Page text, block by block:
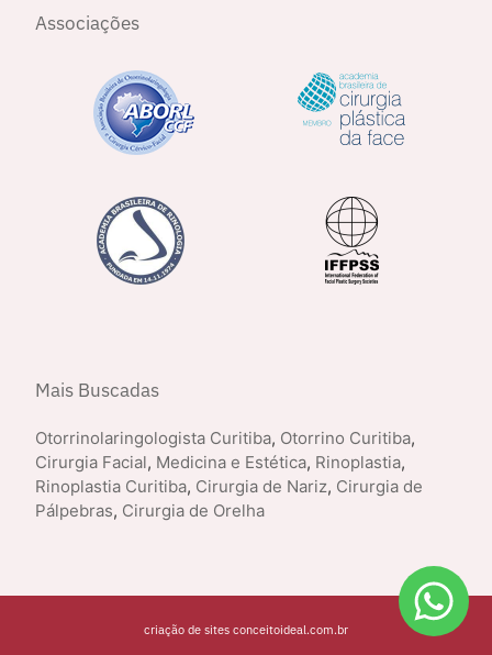
Associações
Mais Buscadas
Otorrinolaringologista Curitiba, Otorrino Curitiba,
Cirurgia Facial, Medicina e Estética, Rinoplastia,
Rinoplastia Curitiba, Cirurgia de Nariz, Cirurgia de
Pálpebras, Cirurgia de Orelha
criação de sites conceitoideal.com.br